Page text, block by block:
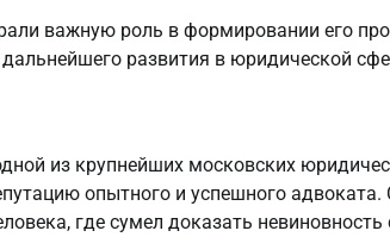
важную роль в формировании его
развития в юридической
из крупнейших московских
опытного и успешного
где сумел доказать невиновность